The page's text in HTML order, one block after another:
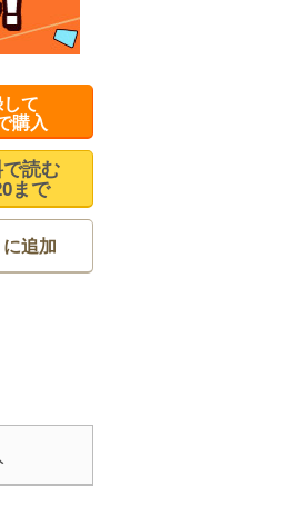
て
購入
読む
まで
追加